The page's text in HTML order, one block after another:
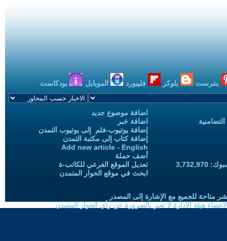
بنترست بلوكر فليبورد الموبايل بودكاست
اضافة موضوع جديد
اضافة خبر
إضافة يوتيوب-فلم إلى يوتيوب التمدن
إضافة كتاب إلى مكتبة التمدن
Add new article - English
أضف حملة
تعديل الموقع الفرعي للكاتب-ة
ابحث في موقع الحوار المتمدن
متاحة للجميع مع الإشارة إلى المصدر
هيئة الادارة لا تعبر بالضرورة عن رأي الحوار المتمدن